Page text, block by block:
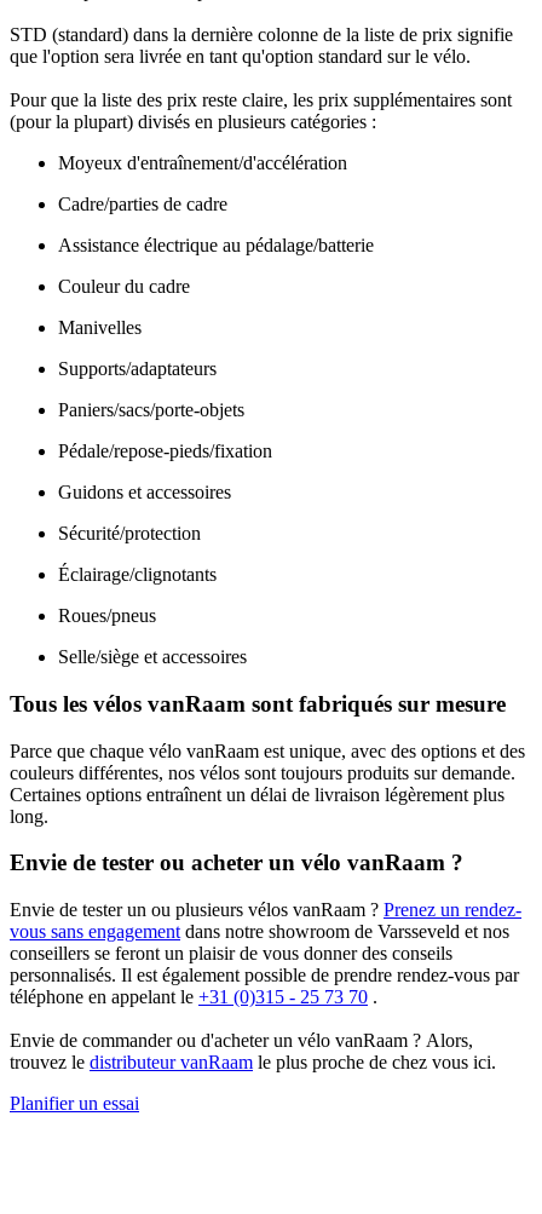
STD (standard) dans la dernière colonne de la liste de prix signifie
que l'option sera livrée en tant qu'option standard sur le vélo.
Pour que la liste des prix reste claire, les prix supplémentaires sont
(pour la plupart) divisés en plusieurs catégories :
Moyeux d'entraînement/d'accélération
Cadre/parties de cadre
Assistance électrique au pédalage/batterie
Couleur du cadre
Manivelles
Supports/adaptateurs
Paniers/sacs/porte-objets
Pédale/repose-pieds/fixation
Guidons et accessoires
Sécurité/protection
Éclairage/clignotants
Roues/pneus
Selle/siège et accessoires
Tous les vélos vanRaam sont fabriqués sur mesure
Parce que chaque vélo vanRaam est unique, avec des options et des
couleurs différentes, nos vélos sont toujours produits sur demande.
Certaines options entraînent un délai de livraison légèrement plus
long.
Envie de tester ou acheter un vélo vanRaam ?
Envie de tester un ou plusieurs vélos vanRaam ? Prenez un rendez-
vous sans engagement dans notre showroom de Varsseveld et nos
conseillers se feront un plaisir de vous donner des conseils
personnalisés. Il est également possible de prendre rendez-vous par
téléphone en appelant le +31 (0)315 - 25 73 70 .
Envie de commander ou d'acheter un vélo vanRaam ? Alors,
trouvez le distributeur vanRaam le plus proche de chez vous ici.
Planifier un essai